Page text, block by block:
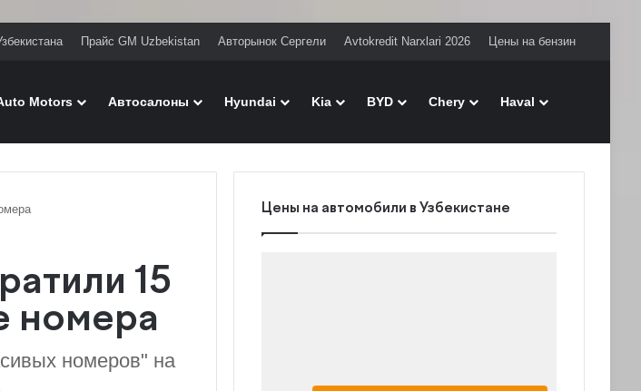
Прайс GM Uzbekistan Авторынок Сергели Avtokredit Narxlari 2026 Цены на бензин
Motors Автосалоны Hyundai Kia BYD Chery Haval
15
номера
номеров" на
Цены на автомобили в Узбекистане